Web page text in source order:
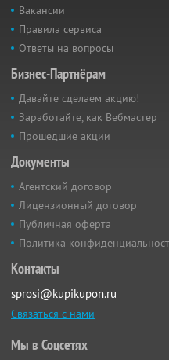
Вакансии
Правила сервиса
Ответы на вопросы
Бизнес-Партнёрам
Давайте сделаем акцию!
Заработайте, как Вебмастер
Прошедшие акции
Документы
Агентский договор
Лицензионный договор
Публичная оферта
Политика
Контакты
sprosi@kupikupon.ru
Связаться с нами
Мы в Соцсетях